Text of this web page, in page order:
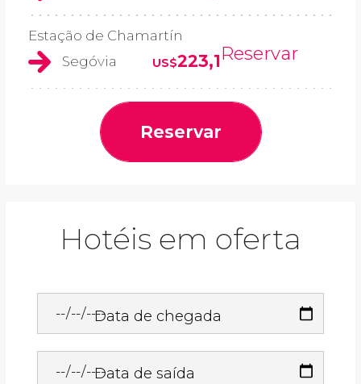
Estação de Chamartín
Segóvia
US$223,1Reservar
Reservar
Hotéis em oferta
Data de chegada
Data de saída